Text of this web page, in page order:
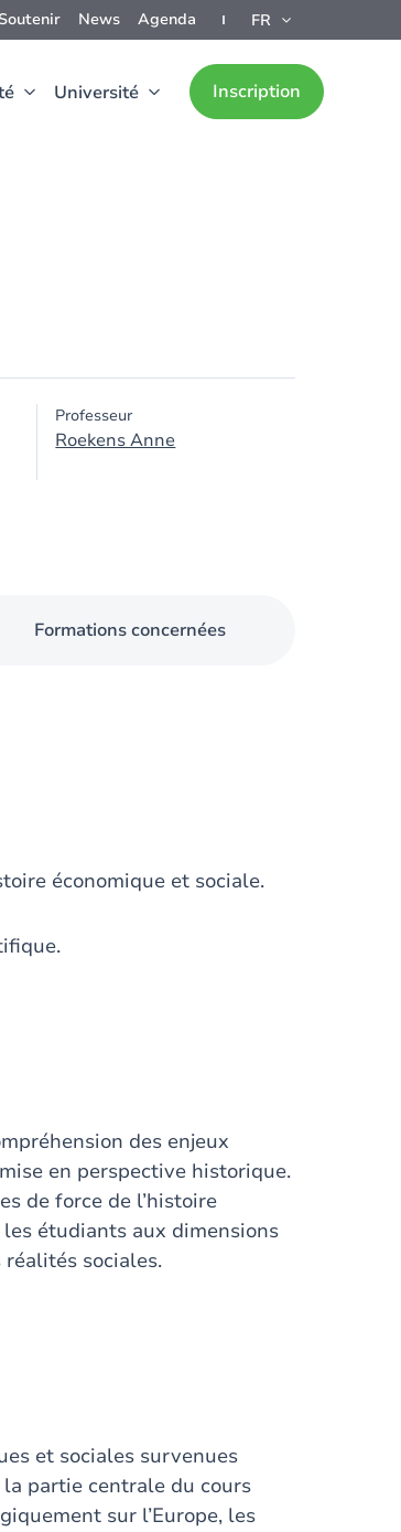
Soutenir News Agenda FR
Université Inscription
Professeur
Roekens Anne
Formations concernées
économique et sociale.
des enjeux
en perspective historique.
de force de l’histoire
étudiants aux dimensions
sociales.
et sociales survenues
partie centrale du cours
sur l’Europe, les